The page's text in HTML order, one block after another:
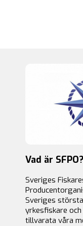
Vad är SFPO?
Sveriges
Sveriges
yrkesfiskare
tillvarata våra